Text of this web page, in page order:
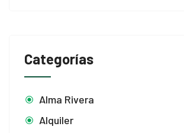
Categorías
Alma Rivera
Alquiler